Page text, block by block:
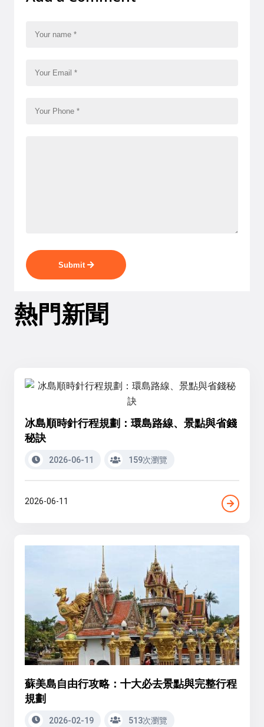
Submit
熱門新聞
冰島順時針行程規劃：環島路線、景點與省錢
秘訣
2026-06-11 159次瀏覽
2026-06-11
蘇美島自由行攻略：十大必去景點與完整行程
規劃
2026-02-19 513次瀏覽